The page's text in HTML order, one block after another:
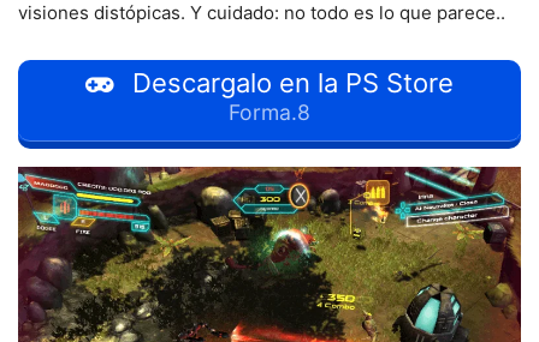
visiones distópicas. Y cuidado: no todo es lo que parece..
Descargalo en la PS Store
Forma.8